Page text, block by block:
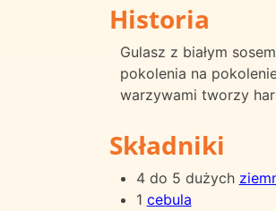
Historia
Gulasz z białym
pokolenia na
warzywami tworzy
Składniki
4 do 5 dużych
1 cebula